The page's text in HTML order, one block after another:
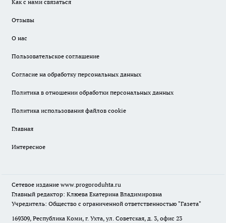
Как с нами связаться
Отзывы
О нас
Пользовательское соглашение
Согласие на обработку персональных данных
Политика в отношении обработки персональных данных
Политика использования файлов cookie
Главная
Интересное
Сетевое издание www.progoroduhta.ru
Главный редактор: Клюева Екатерина Владимировна
Учредитель: Общество с ограниченной ответственностью "Газета"
169309, Республика Коми, г. Ухта, ул. Советская, д. 3, офис 23